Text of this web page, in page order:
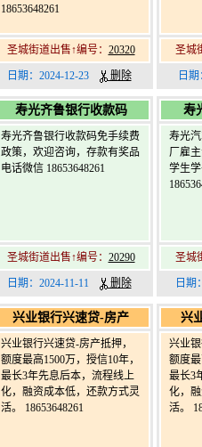
18653648261
圣城街道出售↑编号： 20320
日期：2024-12-23 删除
圣城
日
寿光齐鲁银行收款码
寿光齐鲁银行收款码免手续费
政策，欢迎咨询，存款有奖品
电话微信 18653648261
圣城街道出售↑编号： 20290
日期：2024-11-11 删除
寿
寿光
厂雇
学生
圣城
日
兴业银行兴速贷-房产
兴业银行兴速贷-房产抵押，
额度最高1500万，授信10年，
最长3年先息后本，流程线上
化，融资成本低，还款方式灵
活。 ️18653648261
兴
兴业
额度
最长3
化，
活。